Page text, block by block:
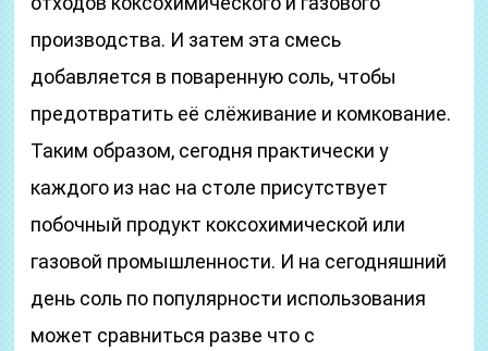
производства. И затем эта смесь
добавляется в поваренную соль, чтобы
предотвратить её слёживание и комкование.
Таким образом, сегодня практически у
каждого из нас на столе присутствует
побочный продукт коксохимической или
газовой промышленности. И на сегодняшний
день соль по популярности использования
может сравниться разве что с